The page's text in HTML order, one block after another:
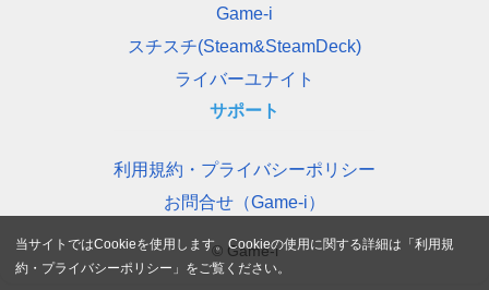
Game-i
スチスチ(Steam&SteamDeck)
ライバーユナイト
サポート
利用規約・プライバシーポリシー
お問合せ（Game-i）
© Game-i
当サイトではCookieを使用します。Cookieの使用に関する詳細は「利用規
約・プライバシーポリシー 」をご覧ください。